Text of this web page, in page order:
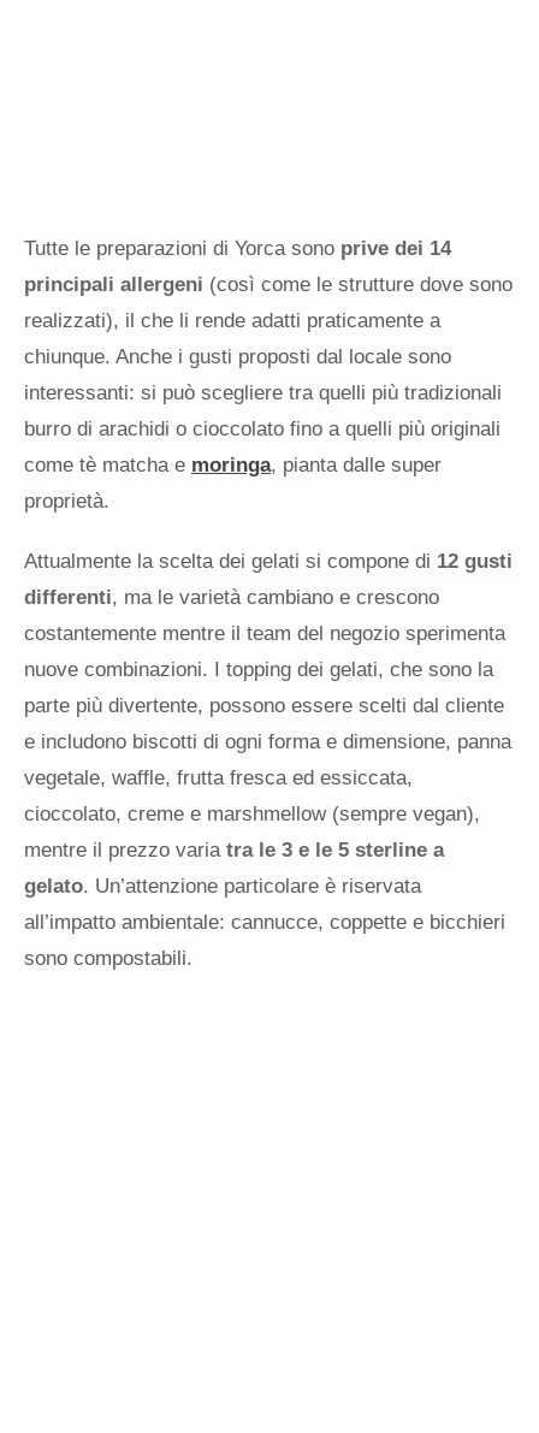
Tutte le preparazioni di Yorca sono prive dei 14
principali allergeni (così come le strutture dove sono
realizzati), il che li rende adatti praticamente a
chiunque. Anche i gusti proposti dal locale sono
interessanti: si può scegliere tra quelli più tradizionali
burro di arachidi o cioccolato fino a quelli più originali
come tè matcha e moringa, pianta dalle super
proprietà.
Attualmente la scelta dei gelati si compone di 12 gusti
differenti, ma le varietà cambiano e crescono
costantemente mentre il team del negozio sperimenta
nuove combinazioni. I topping dei gelati, che sono la
parte più divertente, possono essere scelti dal cliente
e includono biscotti di ogni forma e dimensione, panna
vegetale, waffle, frutta fresca ed essiccata,
cioccolato, creme e marshmellow (sempre vegan),
mentre il prezzo variatra le 3 e le 5 sterline a
gelato. Un’attenzione particolare è riservata
all’impatto ambientale: cannucce, coppette e bicchieri
sono compostabili.